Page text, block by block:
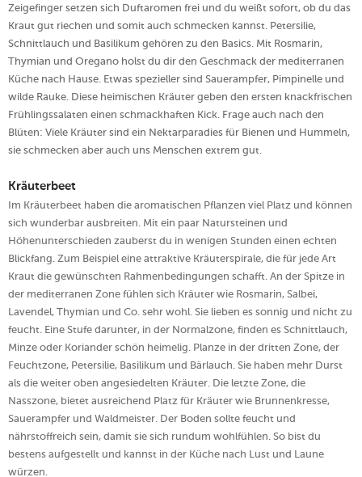
Zeigefinger setzen sich Duftaromen frei und du weißt sofort, ob du das
Kraut gut riechen und somit auch schmecken kannst. Petersilie,
Schnittlauch und Basilikum gehören zu den Basics. Mit Rosmarin,
Thymian und Oregano holst du dir den Geschmack der mediterranen
Küche nach Hause. Etwas spezieller sind Sauerampfer, Pimpinelle und
wilde Rauke. Diese heimischen Kräuter geben den ersten knackfrischen
Frühlingssalaten einen schmackhaften Kick. Frage auch nach den
Blüten: Viele Kräuter sind ein Nektarparadies für Bienen und Hummeln,
sie schmecken aber auch uns Menschen extrem gut.
Kräuterbeet
Im Kräuterbeet haben die aromatischen Pflanzen viel Platz und können
sich wunderbar ausbreiten. Mit ein paar Natursteinen und
Höhenunterschieden zauberst du in wenigen Stunden einen echten
Blickfang. Zum Beispiel eine attraktive Kräuterspirale, die für jede Art
Kraut die gewünschten Rahmenbedingungen schafft. An der Spitze in
der mediterranen Zone fühlen sich Kräuter wie Rosmarin, Salbei,
Lavendel, Thymian und Co. sehr wohl. Sie lieben es sonnig und nicht zu
feucht. Eine Stufe darunter, in der Normalzone, finden es Schnittlauch,
Minze oder Koriander schön heimelig. Planze in der dritten Zone, der
Feuchtzone, Petersilie, Basilikum und Bärlauch. Sie haben mehr Durst
als die weiter oben angesiedelten Kräuter. Die letzte Zone, die
Nasszone, bietet ausreichend Platz für Kräuter wie Brunnenkresse,
Sauerampfer und Waldmeister. Der Boden sollte feucht und
nährstoffreich sein, damit sie sich rundum wohlfühlen. So bist du
bestens aufgestellt und kannst in der Küche nach Lust und Laune
würzen.